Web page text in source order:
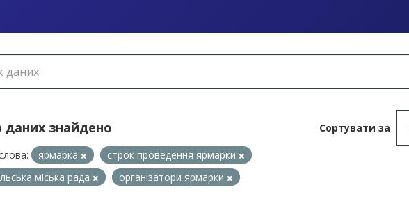
Сортувати за
даних знайдено
ярмарка
строк проведення ярмарки
міська рада
організатори ярмарки